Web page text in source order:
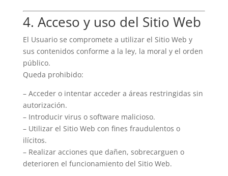
4. Acceso y uso del Sitio Web
El Usuario se compromete a utilizar el Sitio Web y
sus contenidos conforme a la ley, la moral y el orden
público.
Queda prohibido:
– Acceder o intentar acceder a áreas restringidas sin
autorización.
– Introducir virus o software malicioso.
– Utilizar el Sitio Web con fines fraudulentos o
ilícitos.
– Realizar acciones que dañen, sobrecarguen o
deterioren el funcionamiento del Sitio Web.